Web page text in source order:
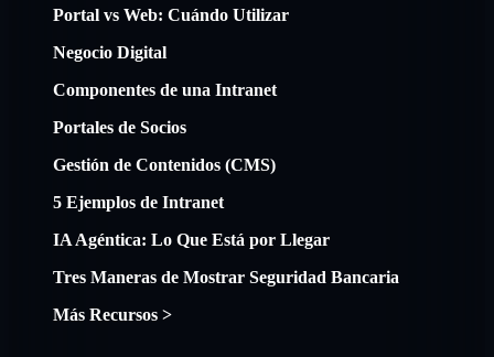
Portal vs Web: Cuándo Utilizar
Negocio Digital
Componentes de una Intranet
Portales de Socios
Gestión de Contenidos (CMS)
5 Ejemplos de Intranet
IA Agéntica: Lo Que Está por Llegar
Tres Maneras de Mostrar Seguridad Bancaria
Más Recursos >